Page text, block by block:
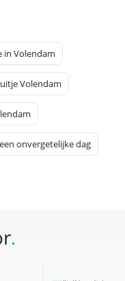
in Volendam
Volendam
onvergetelijke dag
.